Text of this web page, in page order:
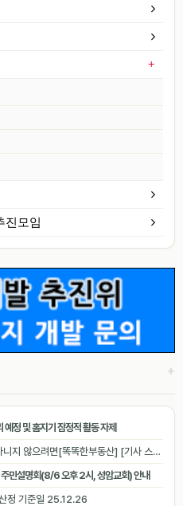
진모임
+
정 및 홈지기 잠정적 활동 자제
않으려면[똑똑한부동산] [기사 스크랩]
민설명회(8/6 오후 2시, 성암교회) 안내
정 기준일 25.12.26